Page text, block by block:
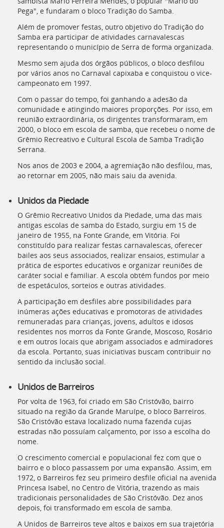
Pega", e fundaram o bloco Tradição do Samba.
Além de promover festas, outro objetivo do Tradição do
Samba era participar de atividades carnavalescas
representando o município de Serra de forma organizada.
Mesmo sem ajuda dos órgãos públicos, o bloco desfilou
por vários anos no Carnaval capixaba e conquistou o vice-
campeonato em 1997.
Com o passar do tempo, foi ganhando a adesão da
comunidade e atingindo maiores proporções. Por isso, em
reunião extraordinária, os dirigentes transformaram, em
2000, o bloco em escola de samba, que recebeu o nome de
Grêmio Recreativo e Cultural Escola de Samba Tradição
Serrana.
Nos anos de 2003 e 2004, a agremiação não desfilou, mas,
ao retornar em 2005, não mais saiu da avenida.
Unidos da Piedade
O Grêmio Recreativo Unidos da Piedade, uma das mais
antigas escolas de samba do Estado, surgiu em 15 de
janeiro de 1955, na Fonte Grande, em Vitória. Foi
constituído para realizar festas carnavalescas, oferecer
bailes aos seus associados, realizar ensaios, estimular a
prática de esportes educativos e organizar reuniões de
caráter social e familiar. A escola obtém fundos por meio
de espetáculos, sorteios e outras atividades.
A participação em desfiles abre possibilidades para
inúmeras ações educativas e promotoras de atividades
remuneradas para crianças, jovens, adultos e idosos
residentes nos morros da Fonte Grande, Moscoso, Rosário
e em outros locais que abrigam associados e admiradores
da escola. Portanto, suas iniciativas buscam contribuir no
sentido da inclusão social.
Unidos de Barreiros
Por volta de 1963, foi criado em São Cristóvão, bairro
situado na região da Grande Maruípe, o bloco Barreiros.
São Cristóvão estava localizado numa fazenda cujas
estradas não possuíam calçamento, por isso a escolha do
nome.
O crescimento comercial e populacional fez com que o
bairro e o bloco passassem por uma expansão. Assim, em
1972, o Barreiros fez seu primeiro desfile oficial na avenida
Princesa Isabel, no Centro de Vitória, trazendo as mais
tradicionais personalidades de São Cristóvão. Dez anos
depois, foi transformado em escola de samba.
A Unidos de Barreiros teve altos e baixos em sua trajetória